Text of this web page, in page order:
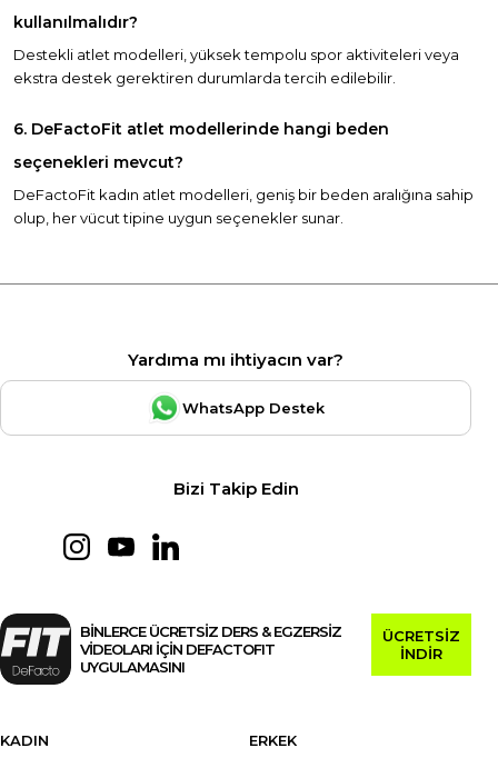
kullanılmalıdır?
Destekli atlet modelleri, yüksek tempolu spor aktiviteleri veya
ekstra destek gerektiren durumlarda tercih edilebilir.
6. DeFactoFit atlet modellerinde hangi beden
seçenekleri mevcut?
DeFactoFit kadın atlet modelleri, geniş bir beden aralığına sahip
olup, her vücut tipine uygun seçenekler sunar.
Yardıma mı ihtiyacın var?
WhatsApp Destek
Bizi Takip Edin
BİNLERCE ÜCRETSİZ DERS & EGZERSİZ
VİDEOLARI İÇİN DEFACTOFIT
UYGULAMASINI
ÜCRETSİZ
İNDİR
KADIN
ERKEK